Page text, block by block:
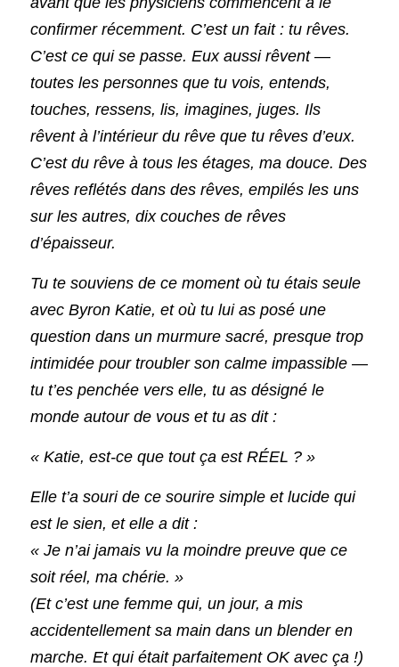
confirmer récemment. C’est un fait : tu rêves.
C’est ce qui se passe. Eux aussi rêvent —
toutes les personnes que tu vois, entends,
touches, ressens, lis, imagines, juges. Ils
rêvent à l’intérieur du rêve que tu rêves d’eux.
C’est du rêve à tous les étages, ma douce. Des
rêves reflétés dans des rêves, empilés les uns
sur les autres, dix couches de rêves
d’épaisseur.
Tu te souviens de ce moment où tu étais seule
avec Byron Katie, et où tu lui as posé une
question dans un murmure sacré, presque trop
intimidée pour troubler son calme impassible —
tu t’es penchée vers elle, tu as désigné le
monde autour de vous et tu as dit :
« Katie, est-ce que tout ça est RÉEL ? »
Elle t’a souri de ce sourire simple et lucide qui
est le sien, et elle a dit :
« Je n’ai jamais vu la moindre preuve que ce
soit réel, ma chérie. »
(Et c’est une femme qui, un jour, a mis
accidentellement sa main dans un blender en
marche. Et qui était parfaitement OK avec ça !)